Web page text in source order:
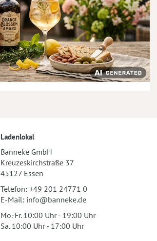
Ladenlokal
Banneke GmbH
Kreuzeskirchstraße 37
45127 Essen
Telefon: +49 201 24771 0
E-Mail: info@banneke.de
Mo.-Fr. 10:00 Uhr - 19:00 Uhr
Sa. 10:00 Uhr - 17:00 Uhr